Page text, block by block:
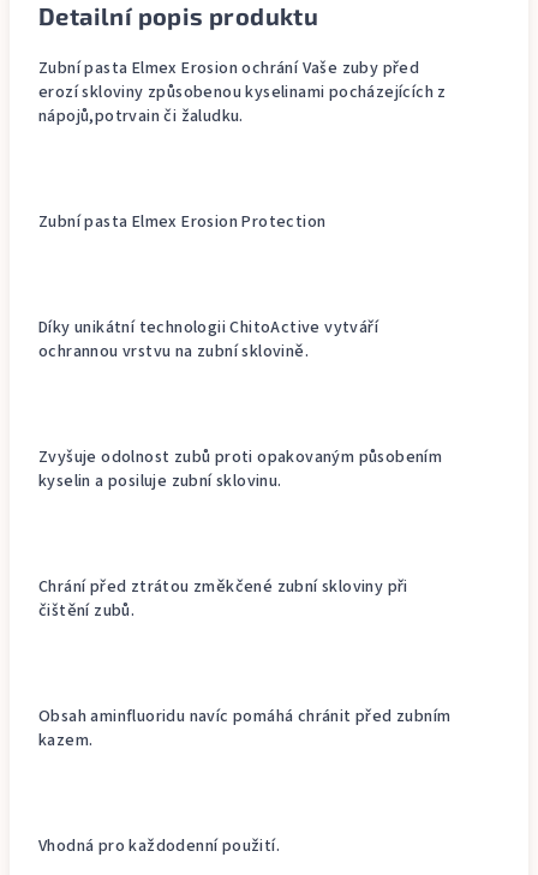
Detailní popis produktu
Zubní pasta Elmex Erosion ochrání Vaše zuby před
erozí skloviny způsobenou kyselinami pocházejících z
nápojů,potrvain či žaludku.
Zubní pasta Elmex Erosion Protection
Díky unikátní technologii ChitoActive vytváří
ochrannou vrstvu na zubní sklovině.
Zvyšuje odolnost zubů proti opakovaným působením
kyselin a posiluje zubní sklovinu.
Chrání před ztrátou změkčené zubní skloviny při
čištění zubů.
Obsah aminfluoridu navíc pomáhá chránit před zubním
kazem.
Vhodná pro každodenní použití.